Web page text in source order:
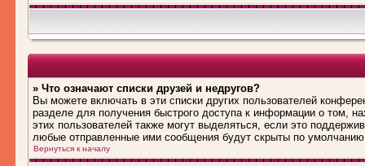
» Что означают списки друзей и недругов?
Вы можете включать в эти списки других пользователей
разделе для получения быстрого доступа к информации о том,
этих пользователей также могут выделяться, если это
любые отправленные ими сообщения будут скрыты по
Вернуться к началу